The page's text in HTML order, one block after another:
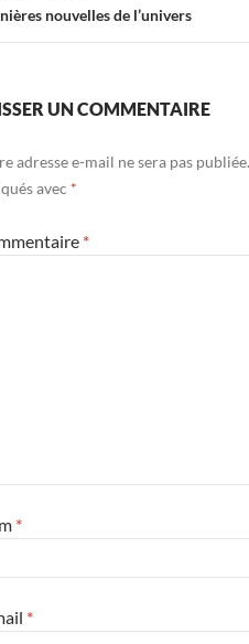
nouvelles de l’univers
UN COMMENTAIRE
adresse e-mail ne sera pas publiée.
avec *
*
*
*